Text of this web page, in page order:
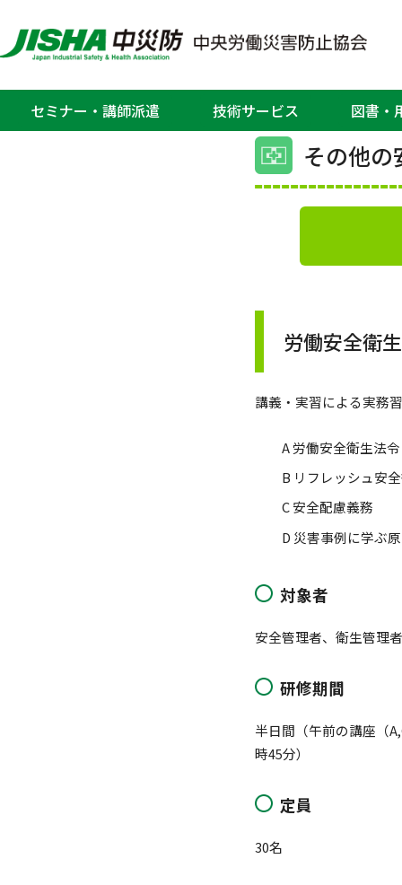
セミナー・講師派遣 技術サービス 図書・
九州
その他の
労働安全衛
講義・実習による実務
A 労働安全衛生法令
B リフレッシュ安
C 安全配慮義務
D 災害事例に学ぶ
対象者
安全管理者、衛生管理
研修期間
半日間（午前の講座（
時45分）
定員
30名